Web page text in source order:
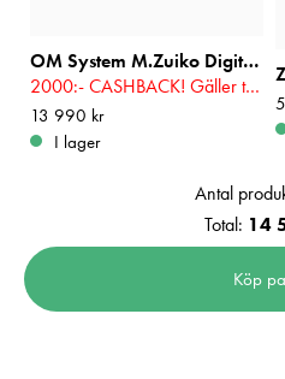
OM System M.Zuiko Digital ED 40-150mm f/2,8 PRO
2000:- CASHBACK! Gäller t.o.m 2026-08-16
Pris :13 990 kr
13 990 kr
I lager
Antal
Total: 14
Köp